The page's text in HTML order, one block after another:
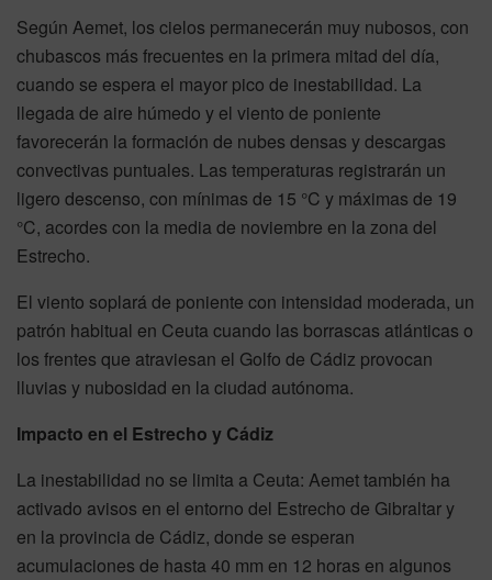
Según Aemet, los cielos permanecerán muy nubosos, con
chubascos más frecuentes en la primera mitad del día,
cuando se espera el mayor pico de inestabilidad. La
llegada de aire húmedo y el viento de poniente
favorecerán la formación de nubes densas y descargas
convectivas puntuales. Las temperaturas registrarán un
ligero descenso, con mínimas de 15 °C y máximas de 19
°C, acordes con la media de noviembre en la zona del
Estrecho.
El viento soplará de poniente con intensidad moderada, un
patrón habitual en Ceuta cuando las borrascas atlánticas o
los frentes que atraviesan el Golfo de Cádiz provocan
lluvias y nubosidad en la ciudad autónoma.
Impacto en el Estrecho y Cádiz
La inestabilidad no se limita a Ceuta: Aemet también ha
activado avisos en el entorno del Estrecho de Gibraltar y
en la provincia de Cádiz, donde se esperan
acumulaciones de hasta 40 mm en 12 horas en algunos